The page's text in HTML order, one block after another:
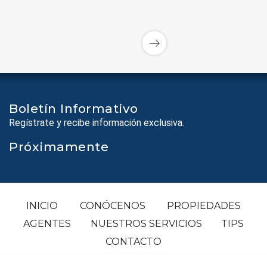
Boletín Informativo
Regístrate y recibe información exclusiva.
Próximamente
INICIO CONÓCENOS
PROPIEDADES
AGENTES
NUESTROS SERVICIOS
TIPS
CONTACTO